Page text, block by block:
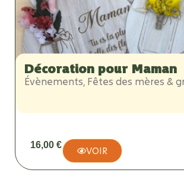
Décoration pour Maman
Évènements Fêtes des mères &
16,00 € VOIR